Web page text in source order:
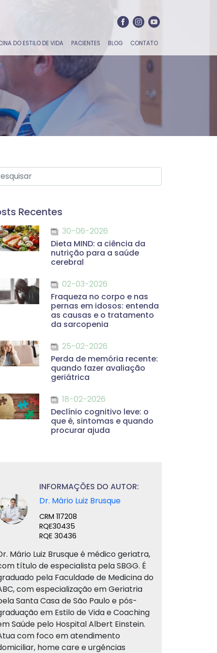
DO ESTILO DE VIDA PACIENTES BLOG CONTATO
Recentes
30-06-2026
Dieta MIND: a ciência da
nutrição para a saúde
cerebral
02-03-2026
Fraqueza no corpo e nas
pernas em idosos: entenda
as causas e o tratamento
da sarcopenia
25-02-2026
Perda de memória recente:
quando fazer avaliação
geriátrica
18-02-2026
Declínio cognitivo leve: o
que é, sintomas e quando
procurar ajuda
INFORMAÇÕES DO AUTOR:
Dr. Mário Luiz Brusque
CRM 117208
RQE30435
RQE 30436
Mário Luiz Brusque é médico geriatra,
título de especialista pela SBGG. É
pela Faculdade de Medicina do
com especialização em Geriatria
Santa Casa de São Paulo e pós-
em Estilo de Vida e Coaching
Saúde pelo Hospital Albert Einstein.
com foco em atendimento
home care e urgências